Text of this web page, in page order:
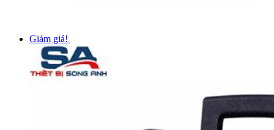
Giảm giá!